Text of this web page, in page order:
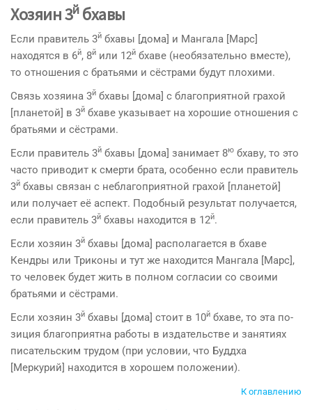
Хозяин 3йбхавы
Если правитель 3й бхавы [дома] и Мангала [Марс]
находятся в 6й, 8й или 12й бхаве (необязательно вместе),
то отношения с братьями и сёстрами будут плохими.
Связь хозяина 3й бхавы [дома] с благоприятной грахой
[планетой] в 3й бхаве указывает на хорошие отношения с
братья­ми и сёстрами.
Если правитель 3й бхавы [дома] занимает 8ю бхаву, то это
часто приводит к смерти брата, особенно если правитель
3й бхавы связан с неблагоприятной грахой [планетой]
или получает её аспект. Подобный результат получается,
если правитель 3й бхавы находится в 12й.
Если хозяин 3й бхавы [дома] располагается в бхаве
Кендры или Триконы и тут же находится Мангала [Марс],
то человек будет жить в полном согласии со своими
братьями и сёстрами.
Если хозяин 3й бхавы [дома] стоит в 10й бхаве, то эта по­
зиция благоприятна работы в издательстве и занятиях
писательским трудом (при условии, что Буддха
[Меркурий] находится в хорошем по­ложении).
К оглавлению